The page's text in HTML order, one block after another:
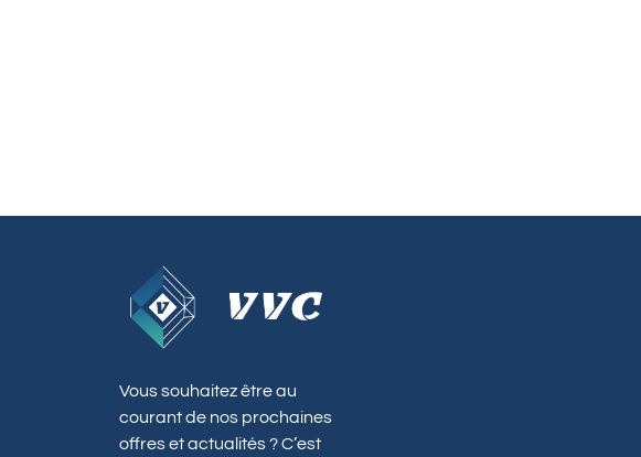
Vous souhaitez être au
courant de nos prochaines
offres et actualités ? C’est